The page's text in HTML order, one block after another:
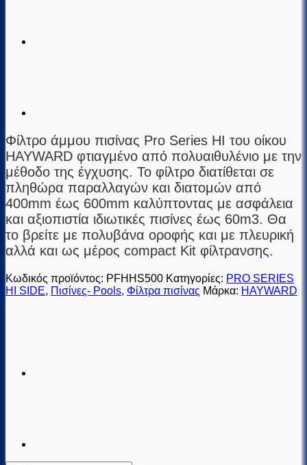
Φίλτρο άμμου πισίνας Pro Series HI του οίκου
HAYWARD φτιαγμένο από πολυαιθυλένιο με την
μέθοδο της έγχυσης. Το φίλτρο διατίθεται σε
πληθώρα παραλλαγών και διατομών από
400mm έως 600mm καλύπτοντας με ασφάλεια
και αξιοπιστία ιδιωτικές πισίνες έως 60m3. Θα
το βρείτε με πολυβάνα οροφής και με πλευρική
αλλά και ως μέρος compact Kit φίλτρανσης.
Κωδικός προϊόντος: PFHHS500 Κατηγορίες: PRO SERIES
HI SIDE, Πισίνες- Pools, Φίλτρα πισίνας Μάρκα: HAYWARD